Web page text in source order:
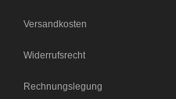
Versandkosten
Widerrufsrecht
Rechnungslegung